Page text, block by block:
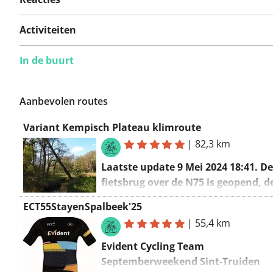
Activiteiten
In de buurt
Aanbevolen routes
Variant Kempisch Plateau klimroute
|82,3 km
Laatste update 9 Mei 2024 18:41. De
fietsbrug over de N75 is geopend,
gaat nu over de fietsbrug.
Het Kempisch Plateau (of Kempens
is een plateau wat 30 tot 50 meter
omliggende landschap uit steekt.
zich uit van Bree in het noorden, tot
ECT55StayenSpalbeek'25
| 55,4 km
Evident Cycling Team
Septemberweekend Sint-Truiden